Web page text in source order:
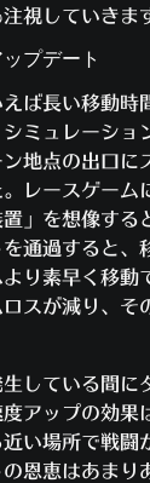
視していきま
プデート
ば長い移動時
ミュレーショ
地点の出口に
レースゲーム
」を想像する
通過すると、
り素早く移動
スが減り、そ
している間に
アップの効果
い場所で戦闘
恩恵はあまり